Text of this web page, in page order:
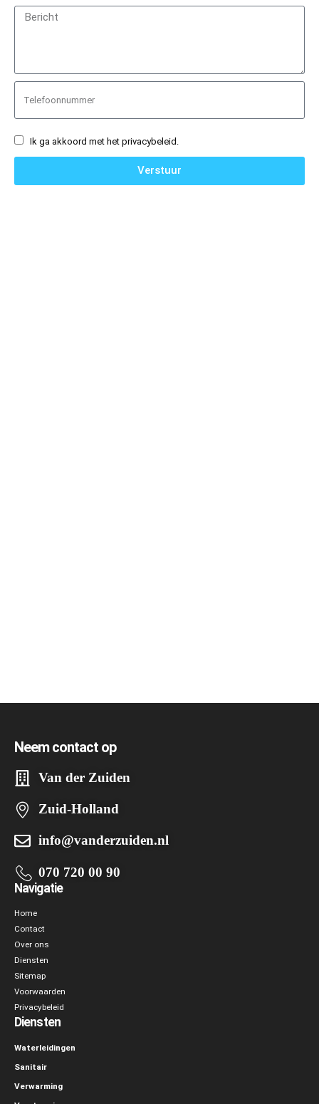
Ik ga akkoord met het privacybeleid.
Verstuur
Neem contact op
Van der Zuiden
Zuid-Holland
info@vanderzuiden.nl
070 720 00 90
Navigatie
Home
Contact
Over ons
Diensten
Sitemap
Voorwaarden
Privacybeleid
Diensten
Waterleidingen
Sanitair
Verwarming